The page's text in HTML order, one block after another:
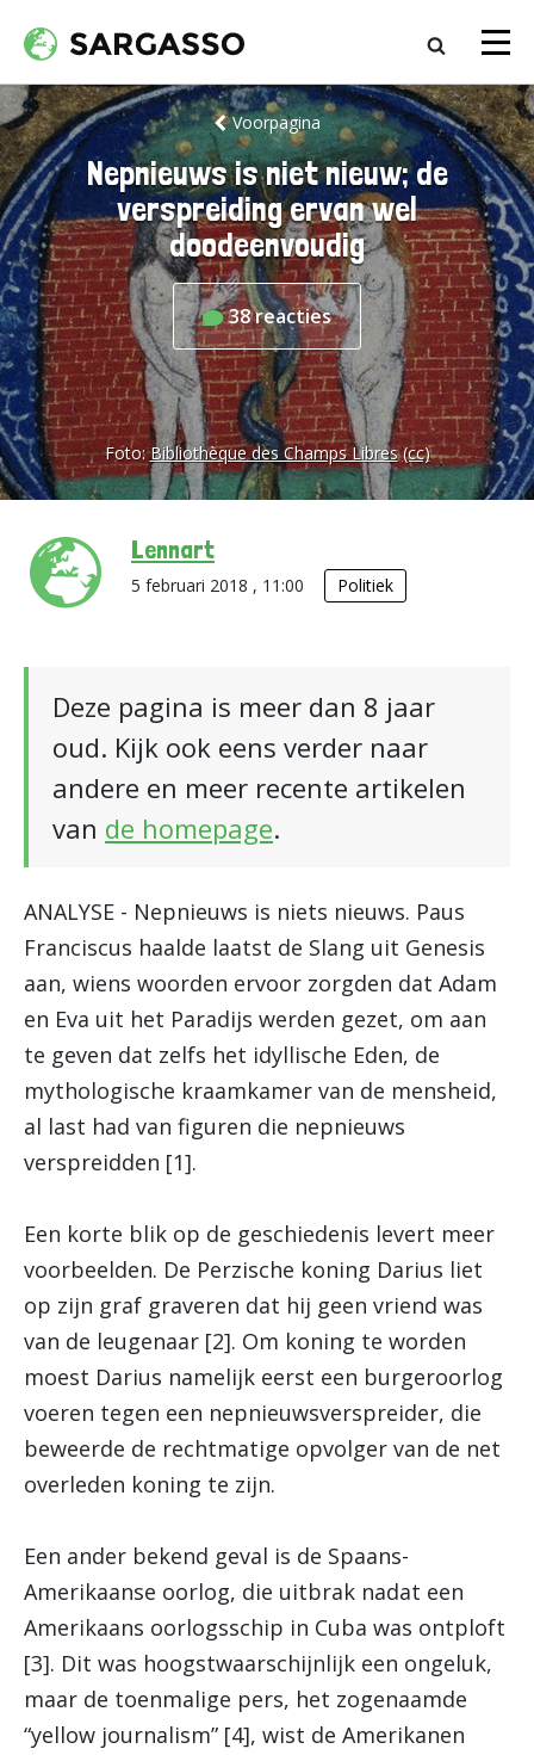
Voorpagina
Nepnieuws is niet nieuw; de
verspreiding ervan wel
doodeenvoudig
38reacties
Foto:Bibliothèque des Champs Libres (cc)
Lennart
5 februari 2018 , 11:00 Politiek
Deze pagina is meer dan 8 jaar
oud. Kijk ook eens verder naar
andere en meer recente artikelen
van de homepage.
ANALYSE - Nepnieuws is niets nieuws. Paus
Franciscus haalde laatst de Slang uit Genesis
aan, wiens woorden ervoor zorgden dat Adam
en Eva uit het Paradijs werden gezet, om aan
te geven dat zelfs het idyllische Eden, de
mythologische kraamkamer van de mensheid,
al last had van figuren die nepnieuws
verspreidden [1].
Een korte blik op de geschiedenis levert meer
voorbeelden. De Perzische koning Darius liet
op zijn graf graveren dat hij geen vriend was
van de leugenaar [2]. Om koning te worden
moest Darius namelijk eerst een burgeroorlog
voeren tegen een nepnieuwsverspreider, die
beweerde de rechtmatige opvolger van de net
overleden koning te zijn.
Een ander bekend geval is de Spaans-
Amerikaanse oorlog, die uitbrak nadat een
Amerikaans oorlogsschip in Cuba was ontploft
[3]. Dit was hoogstwaarschijnlijk een ongeluk,
maar de toenmalige pers, het zogenaamde
“yellow journalism” [4], wist de Amerikanen